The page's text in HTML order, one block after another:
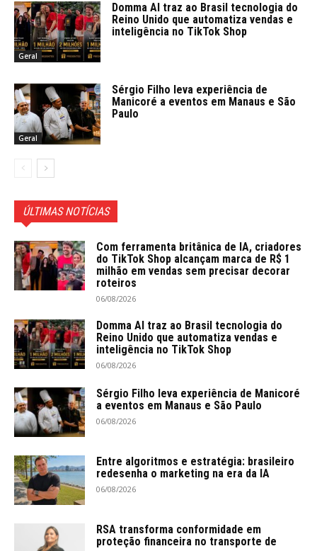
Geral
Domma AI traz ao Brasil tecnologia do
Reino Unido que automatiza vendas e
inteligência no TikTok Shop
Geral
Sérgio Filho leva experiência de
Manicoré a eventos em Manaus e São
Paulo
ÚLTIMAS NOTÍCIAS
Com ferramenta britânica de IA, criadores
do TikTok Shop alcançam marca de R$ 1
milhão em vendas sem precisar decorar
roteiros
06/08/2026
Domma AI traz ao Brasil tecnologia do
Reino Unido que automatiza vendas e
inteligência no TikTok Shop
06/08/2026
Sérgio Filho leva experiência de Manicoré
a eventos em Manaus e São Paulo
06/08/2026
Entre algoritmos e estratégia: brasileiro
redesenha o marketing na era da IA
06/08/2026
RSA transforma conformidade em
proteção financeira no transporte de